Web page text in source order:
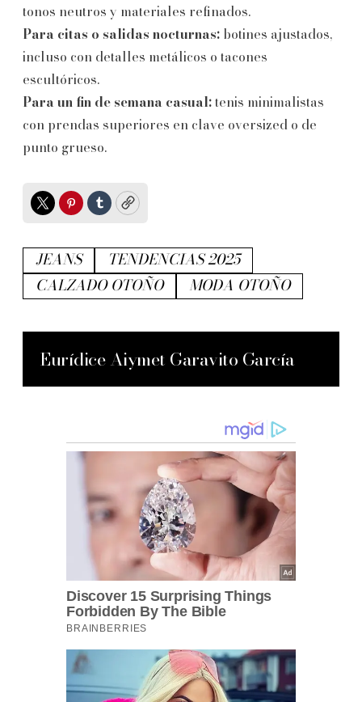
tonos neutros y materiales refinados.
Para citas o salidas nocturnas: botines ajustados,
incluso con detalles metálicos o tacones
escultóricos.
Para un fin de semana casual:tenis minimalistas
con prendas superiores en clave oversized o de
punto grueso.
TwitterPinterest
TumblrCopy
JEANS
TENDENCIAS 2025
CALZADO OTOÑO
MODA OTOÑO
Eurídice Aiymet Garavito García